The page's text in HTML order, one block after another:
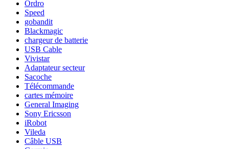
Ordro
Speed
gobandit
Blackmagic
chargeur de batterie
USB Cable
Vivistar
Adaptateur secteur
Sacoche
Télécommande
cartes mémoire
General Imaging
Sony Ericsson
iRobot
Vileda
Câble USB